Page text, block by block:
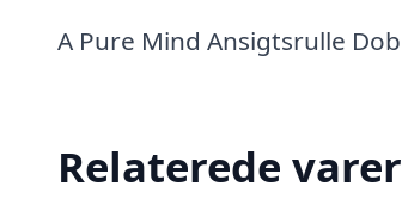
A Pure Mind Ansigtsrulle
Relaterede varer